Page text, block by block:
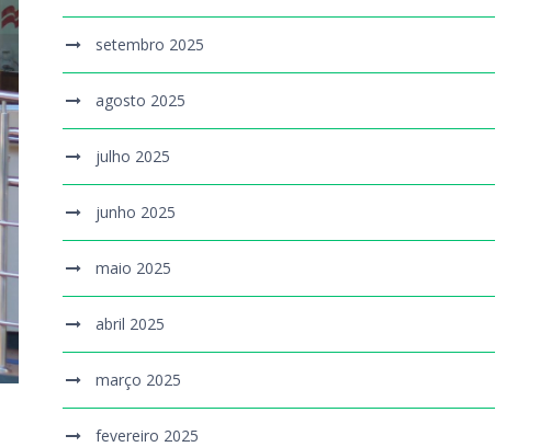
setembro 2025
agosto 2025
julho 2025
junho 2025
maio 2025
abril 2025
março 2025
fevereiro 2025